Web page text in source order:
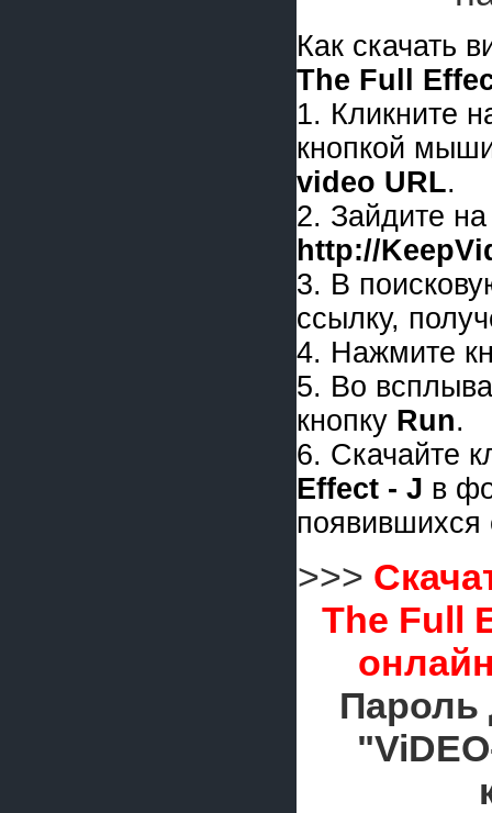
Как скачать
The Full
1. Кликните
кнопкой
video URL.
2. Зайдите на
http://
3. В
ссылку,
4. Нажмите
5. Во
кнопку Run.
6. Скачайте
Effect - J в
появившихся
>>>
The Full
Пароль